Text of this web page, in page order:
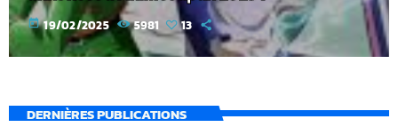
today 19/02/2025 5981 13
DERNIÈRES PUBLICATIONS